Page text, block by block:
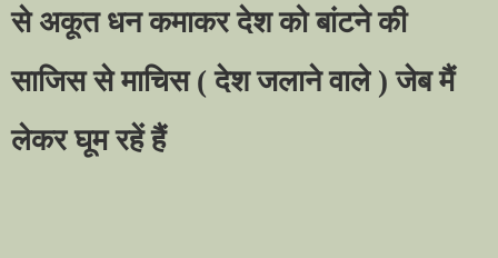
से अकूत धन कमाकर देश को बांटने की
साजिस से माचिस ( देश जलाने वाले ) जेब मैं
लेकर घूम रहें हैं